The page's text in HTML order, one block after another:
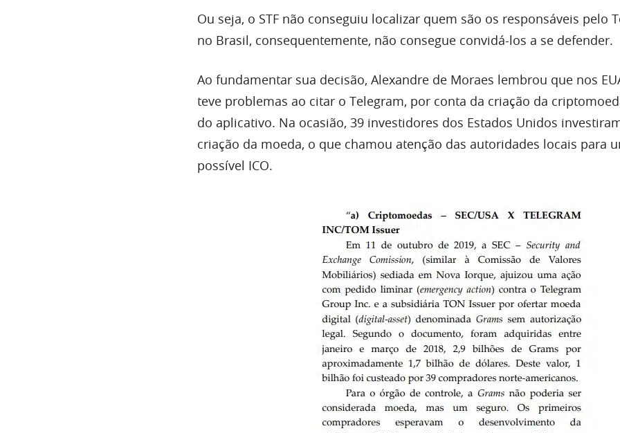
Ou seja, o STF não conseguiu localizar quem são os responsáveis pelo
no Brasil, consequentemente, não consegue convidá-los a se defender.
Ao fundamentar sua decisão, Alexandre de Moraes lembrou que nos
teve problemas ao citar o Telegram, por conta da criação da
do aplicativo. Na ocasião, 39 investidores dos Estados Unidos
criação da moeda, o que chamou atenção das autoridades locais para
possível ICO.